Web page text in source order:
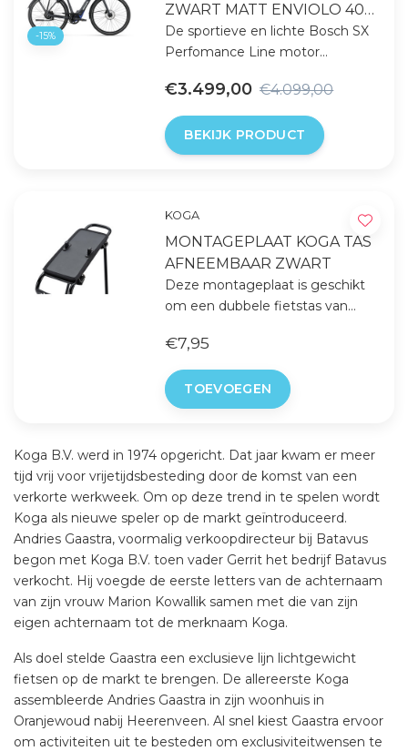
-15%
ZWART MATT ENVIOLO 400
WH
De sportieve en lichte Bosch SX
Perfomance Line motor
heuvel. Of je nu naar je werk
fietst of een ontspannen
weekendrit maakt, de KOGA E-
F3 6.0 combineert prestaties
€3.499,00 €4.099,00
BEKIJK PRODUCT
KOGA
MONTAGEPLAAT KOGA TAS
AFNEEMBAAR ZWART
Deze montageplaat is geschikt
om een dubbele fietstas van
€7,95
TOEVOEGEN
Koga B.V. werd in 1974 opgericht. Dat jaar kwam er meer
tijd vrij voor vrijetijdsbesteding door de komst van een
verkorte werkweek. Om op deze trend in te spelen wordt
Koga als nieuwe speler op de markt geïntroduceerd.
Andries Gaastra, voormalig verkoopdirecteur bij Batavus
begon met Koga B.V. toen vader Gerrit het bedrijf Batavus
verkocht. Hij voegde de eerste letters van de achternaam
van zijn vrouw Marion Kowallik samen met die van zijn
eigen achternaam tot de merknaam Koga.
Als doel stelde Gaastra een exclusieve lijn lichtgewicht
fietsen op de markt te brengen. De allereerste Koga
assembleerde Andries Gaastra in zijn woonhuis in
Oranjewoud nabij Heerenveen. Al snel kiest Gaastra ervoor
om activiteiten uit te besteden om exclusiviteitwensen te